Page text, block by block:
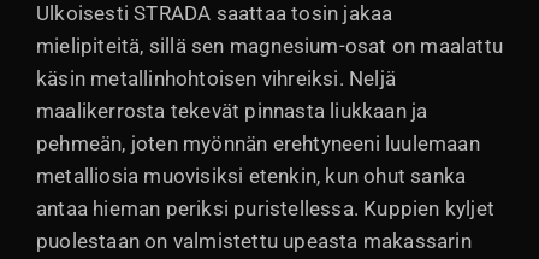
Ulkoisesti STRADA saattaa tosin jakaa
mielipiteitä, sillä sen magnesium-osat on maalattu
käsin metallinhohtoisen vihreiksi. Neljä
maalikerrosta tekevät pinnasta liukkaan ja
pehmeän, joten myönnän erehtyneeni luulemaan
metalliosia muovisiksi etenkin, kun ohut sanka
antaa hieman periksi puristellessa. Kuppien kyljet
puolestaan on valmistettu upeasta makassarin